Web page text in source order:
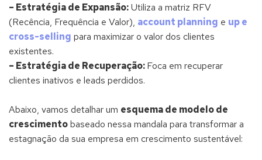
– Estratégia de Expansão:Utiliza a matriz RFV
(Recência, Frequência e Valor), account planning e up e
cross-selling para maximizar o valor dos clientes
existentes.
– Estratégia de Recuperação:Foca em recuperar
clientes inativos e leads perdidos.
Abaixo, vamos detalhar um esquema de modelo de
crescimentobaseado nessa mandala para transformar a
estagnação da sua empresa em crescimento sustentável: